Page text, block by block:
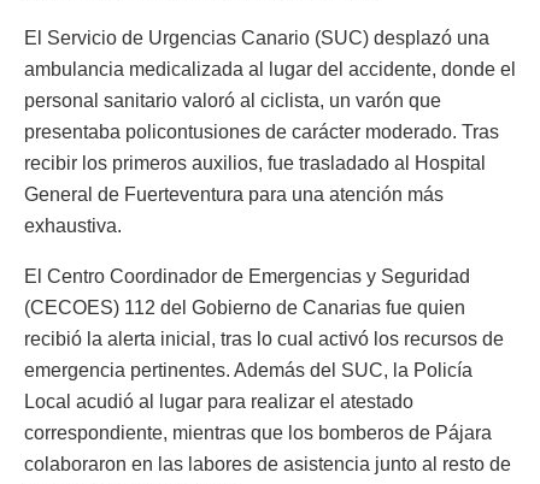
El Servicio de Urgencias Canario (SUC) desplazó una
ambulancia medicalizada al lugar del accidente, donde el
personal sanitario valoró al ciclista, un varón que
presentaba policontusiones de carácter moderado. Tras
recibir los primeros auxilios, fue trasladado al Hospital
General de Fuerteventura para una atención más
exhaustiva.
El Centro Coordinador de Emergencias y Seguridad
(CECOES) 112 del Gobierno de Canarias fue quien
recibió la alerta inicial, tras lo cual activó los recursos de
emergencia pertinentes. Además del SUC, la Policía
Local acudió al lugar para realizar el atestado
correspondiente, mientras que los bomberos de Pájara
colaboraron en las labores de asistencia junto al resto de